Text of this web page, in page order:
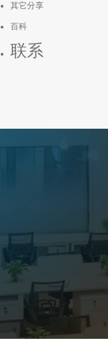
其它分享
百科
联系